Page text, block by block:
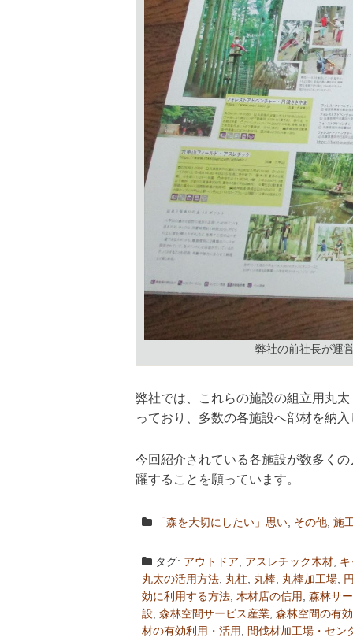
弊社の前社長が運
弊社では、これらの施設の組立用丸太
っており、多数の各施設へ部材を納入
今回紹介されている各施設が数多く
躍することを願っています。
「森を大切にしたい」思い その他 施
タグ: アウトドア アスレチック木材
丸太の活用方法 丸柱 丸棒 丸棒加工場
効に利用する方法 木材店の信用 森林サ
設 森林空間サービス産業 森林空間の有
材の有効利用・活用
間伐材加工場・セン